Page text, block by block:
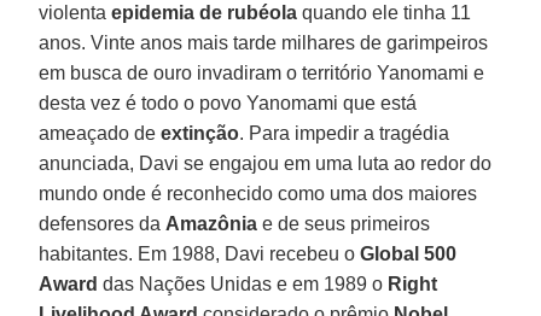
violentaepidemia de rubéola quando ele tinha 11
anos. Vinte anos mais tarde milhares de garimpeiros
em busca de ouro invadiram o território Yanomami e
desta vez é todo o povo Yanomami que está
ameaçado deextinção. Para impedir a tragédia
anunciada, Davi se engajou em uma luta ao redor do
mundo onde é reconhecido como uma dos maiores
defensores da Amazônia e de seus primeiros
habitantes. Em 1988, Davi recebeu oGlobal 500
Award das Nações Unidas e em 1989 o Right